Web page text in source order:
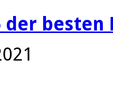
der besten